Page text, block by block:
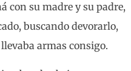
con su madre y su padre,
buscando devorarlo,
armas consigo.